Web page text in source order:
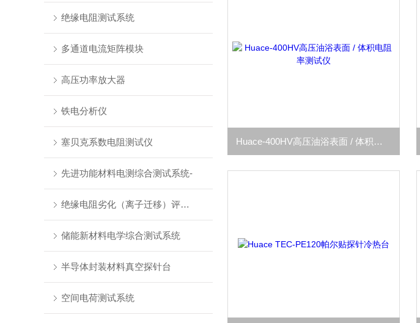
绝缘电阻测试系统
多通道电流矩阵模块
高压功率放大器
铁电分析仪
塞贝克系数电阻测试仪
先进功能材料电测综合测试系统-
绝缘电阻劣化（离子迁移）评估系统
储能新材料电学综合测试系统
半导体封装材料真空探针台
空间电荷测试系统
Huace-400HV高压油浴表面 / 体积电阻率测试仪